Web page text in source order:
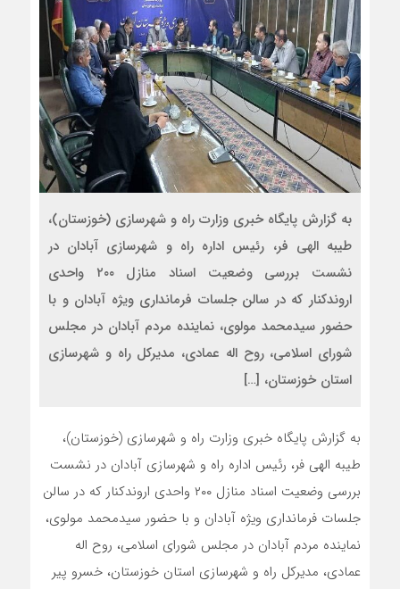
به گزارش پایگاه خبری وزارت راه و شهرسازی (خوزستان)،
طیبه الهی فر، رئیس اداره راه و شهرسازی آبادان در
نشست بررسی وضعیت اسناد منازل ۲۰۰ واحدی
اروندکنار که در سالن جلسات فرمانداری ویژه آبادان و با
حضور سیدمحمد مولوی، نماینده مردم آبادان در مجلس
شورای اسلامی، روح اله عمادی، مدیرکل راه و شهرسازی
استان خوزستان، […]
به گزارش پایگاه خبری وزارت راه و شهرسازی (خوزستان)،
طیبه الهی فر، رئیس اداره راه و شهرسازی آبادان در نشست
بررسی وضعیت اسناد منازل ۲۰۰ واحدی اروندکنار که در سالن
جلسات فرمانداری ویژه آبادان و با حضور سیدمحمد مولوی،
نماینده مردم آبادان در مجلس شورای اسلامی، روح اله
عمادی، مدیرکل راه و شهرسازی استان خوزستان، خسرو پیر